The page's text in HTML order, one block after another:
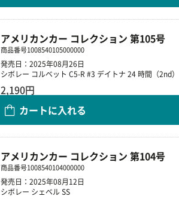
アメリカンカー コレクション 第105号
商品番号1008540105000000
発売日：2025年08月26日
シボレー コルベット C5-R #3 デイトナ 24 時間（2nd）
2,190円
カートに入れる
アメリカンカー コレクション 第104号
商品番号1008540104000000
発売日：2025年08月12日
シボレー シェベル SS